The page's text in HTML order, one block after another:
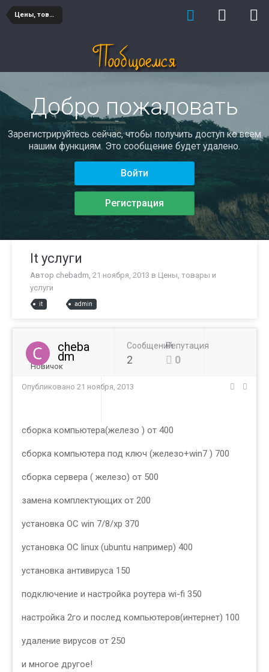
Цены, товары и услуги
Добро пожаловать
Зарегистрируйтесь сейчас, чтобы получить доступ ко всем
нашим функциям. Это сообщение будет удалено.
Войти
Регистрация
It услуги
Автор chebadm, 21 ноября, 2013 в Цены, товары и
услуги
it admin
cheba
dm
Новичок
Сообщений
2
Репутация
0
Опубликовано 21 ноября, 2013
сборка компьютера(железо ) от 400
сборка компьютера под ключ (железо+win7 ) 700
сборка сервера ( железо) от 500
замена комплектующих от 200
установка ОС win 7/8/xp 370
установка ОС linux (ubuntu например) 400
установка антивируса 150
подключение и настройка роутера wi-fi 350
настройка 2го и послед компьютеров(интернет) 100
удаление вирусов от 250
и многое другое!